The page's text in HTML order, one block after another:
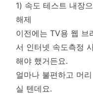
1) 속도 테스트 내장
해제
이전에는 TV용 웹 브
서 인터넷 속도측정
해야 했거든요.
얼마나 불편하고 머
실 텐데요.